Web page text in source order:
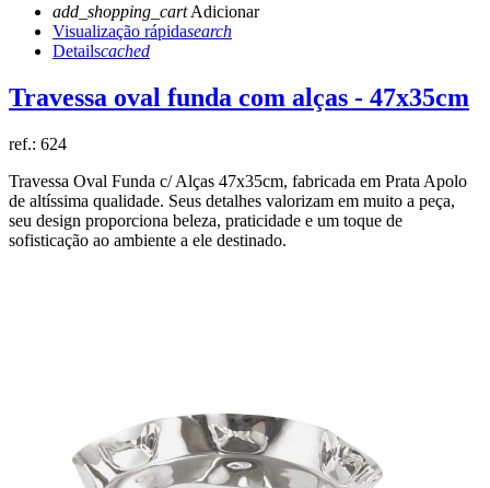
add_shopping_cartAdicionar
Visualização rápidasearch
Detailscached
Travessa oval funda com alças - 47x35cm
ref.: 624
Travessa Oval Funda c/ Alças 47x35cm, fabricada em Prata Apolo
de altíssima qualidade. Seus detalhes valorizam em muito a peça,
seu design proporciona beleza, praticidade e um toque de
sofisticação ao ambiente a ele destinado.